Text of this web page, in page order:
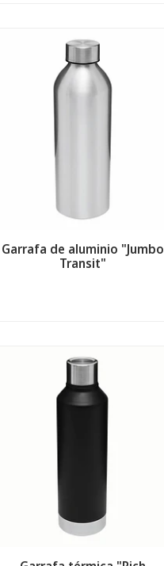
Garrafa de aluminio "Jumbo
Transit"